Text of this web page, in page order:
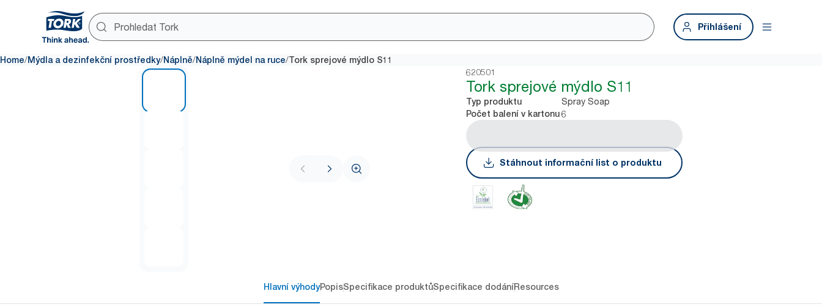
Přihlášení
Home/Mýdla a dezinfekční prostředky/Náplně/Náplně mýdel na ruce/Tork sprejové mýdlo S11
620501
Tork sprejové mýdlo S11
Typ produktu Spray Soap
Počet balení v kartonu6
Stáhnout informační list o produktu
Hlavní výhodyPopisSpecifikace produktůSpecifikace dodáníResources